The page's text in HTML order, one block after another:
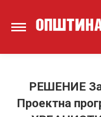
РЕШЕНИЕ
Проектна